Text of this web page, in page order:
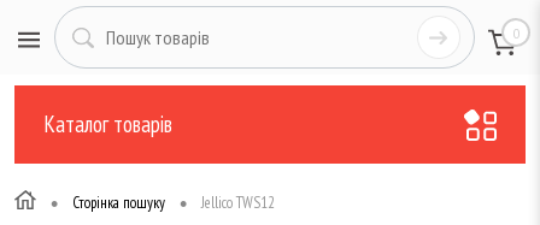
0
Каталог товарів
• Сторінка пошуку • Jellico TWS12